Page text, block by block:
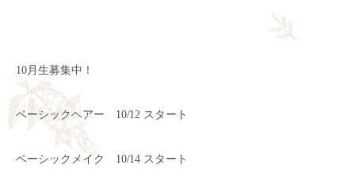
10月生募集中！
ベーシックヘアー 10/12 スタート
ベーシックメイク 10/14 スタート